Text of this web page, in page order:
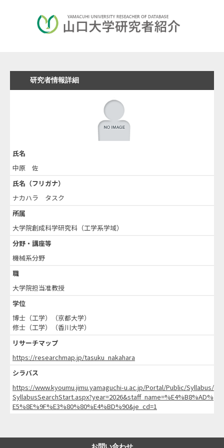
研究者情報詳細
氏名
中原 佐
氏名（フリガナ）
ナカハラ タスク
所属
大学院創成科学研究科（工学系学域）
分野・講座等
機械系分野
職
大学院担当准教授
学位
博士（工学）（京都大学）
修士（工学）（香川大学）
リサーチマップ
https://researchmap.jp/tasuku_nakahara
シラバス
https://www.kyoumu.jimu.yamaguchi-u.ac.jp/Portal/Public/Syllabus/
SyllabusSearchStart.aspx?year=2026&staff_name=%E4%B8%AD%
E5%8E%9F%E3%80%80%E4%BD%90&je_cd=1